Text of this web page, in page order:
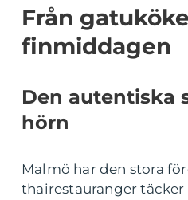
Från
finmiddagen
Den autentiska
hörn
Malmö har den stora
thairestauranger